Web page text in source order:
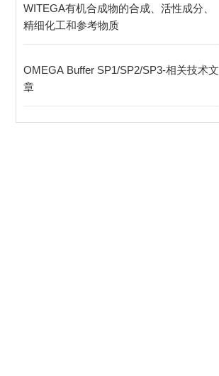
WITEGA有机合成物的合成、活性成分、
精细化工和参考物质
OMEGA Buffer SP1/SP2/SP3-相关技术文
章